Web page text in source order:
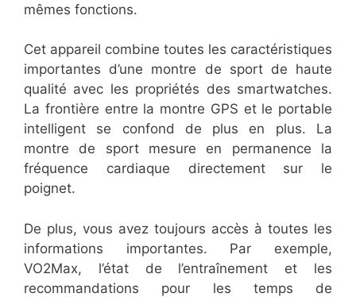
mêmes fonctions.
Cet appareil combine toutes les caractéristiques
importantes d’une montre de sport de haute
qualité avec les propriétés des smartwatches.
La frontière entre la montre GPS et le portable
intelligent se confond de plus en plus. La
montre de sport mesure en permanence la
fréquence cardiaque directement sur le
poignet.
De plus, vous avez toujours accès à toutes les
informations importantes. Par exemple,
VO2Max, l’état de l’entraînement et les
recommandations pour les temps de